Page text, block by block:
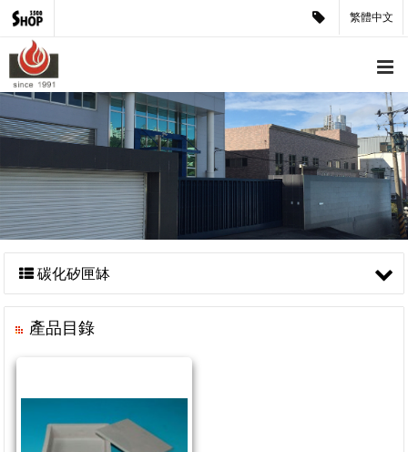
繁體中文
碳化矽匣缽
產品目錄